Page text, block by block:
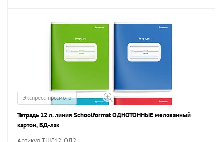
Экспресс-просмотр
Тетрадь 12 л. линия Schoolformat ОДНОТОННЫЕ мелованный
картон, ВД-лак
Артикул ТШЛ12-ОД2